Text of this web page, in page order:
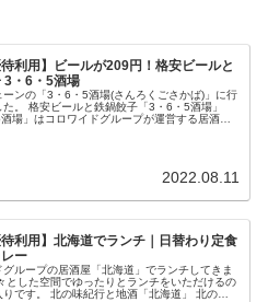
待利用】ビールが209円！格安ビールと
3・6・5酒場
ーンの「3・6・5酒場(さんろくごさかば)」に行
た。 格安ビールと鉄鍋餃子「3・6・5酒場」
酒場」はコロワイドグループが運営する居酒
2022.08.11
待利用】北海道でランチ｜日替わり定食
ー
グループの居酒屋「北海道」でランチしてきま
とした空間でゆったりとランチをいただけるの
りです。 北の味紀行と地酒「北海道」 北の味